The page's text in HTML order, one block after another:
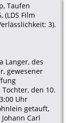
Taufen
(LDS Film
3).
Langer, des
gewesener
den 10.
Uhr
getauft,
Carl